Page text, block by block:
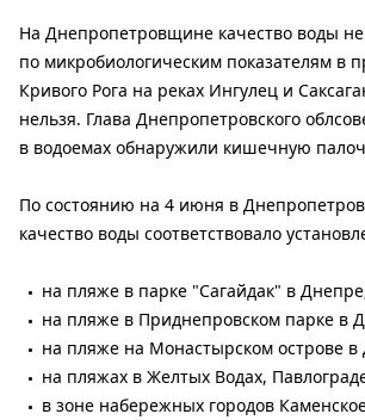
На Днепропетровщине качество воды
по микробиологическим показателям в
Кривого Рога на реках Ингулец и
нельзя. Глава Днепропетровского
в водоемах обнаружили кишечную
По состоянию на 4 июня в
качество воды соответствовало
на пляже в парке "Сагайдак" в
на пляже в Приднепровском парке в
на пляже на Монастырском острове в
на пляжах в Желтых Водах,
в зоне набережных городов